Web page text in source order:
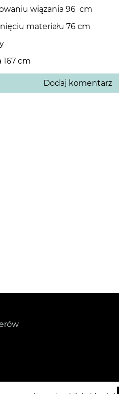
wiązania 96 cm
materiału 76 cm
167 cm
Dodaj komentarz